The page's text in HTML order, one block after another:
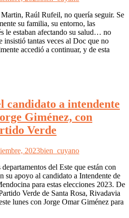
Raúl Rufeil, no quería seguir. Se
su familia, su entorno, las
le estaban afectando su salud… no
tantas veces al Doc que no
accedió a continuar, y de esta
candidato a intendente
Giménez, con
Verde
2023bien_cuyano
del Este que están con
su apoyo al candidato a Intendente de
para estas elecciones 2023. De
Verde de Santa Rosa, Rivadavia
lunes con Jorge Omar Giménez para